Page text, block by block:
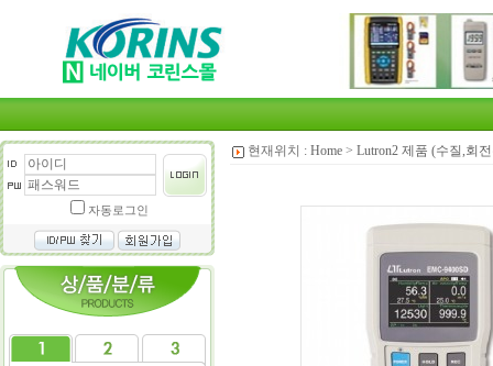
자동로그인
현재위치 : Home > Lutron2 제품 (수질,회